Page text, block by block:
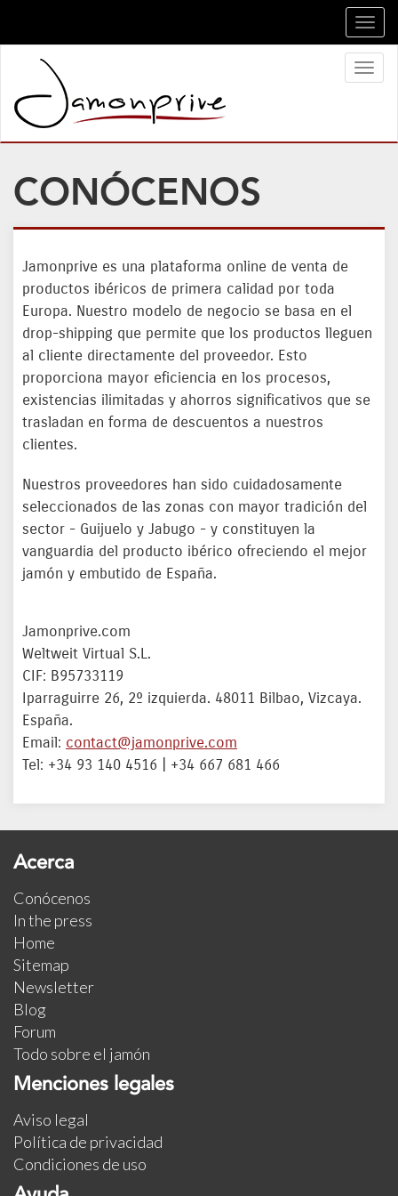
CONÓCENOS
Jamonprive es una plataforma online de venta de
productos ibéricos de primera calidad por toda
Europa. Nuestro modelo de negocio se basa en el
drop-shipping que permite que los productos lleguen
al cliente directamente del proveedor. Esto
proporciona mayor eficiencia en los procesos,
existencias ilimitadas y ahorros significativos que se
trasladan en forma de descuentos a nuestros
clientes.
Nuestros proveedores han sido cuidadosamente
seleccionados de las zonas con mayor tradición del
sector - Guijuelo y Jabugo - y constituyen la
vanguardia del producto ibérico ofreciendo el mejor
jamón y embutido de España.
Jamonprive.com
Weltweit Virtual S.L.
CIF: B95733119
Iparraguirre 26, 2º izquierda. 48011 Bilbao, Vizcaya.
España.
Email: contact@jamonprive.com
Tel: +34 93 140 4516 | +34 667 681 466
Acerca
Conócenos
In the press
Home
Sitemap
Newsletter
Blog
Forum
Todo sobre el jamón
Menciones legales
Aviso legal
Política de privacidad
Condiciones de uso